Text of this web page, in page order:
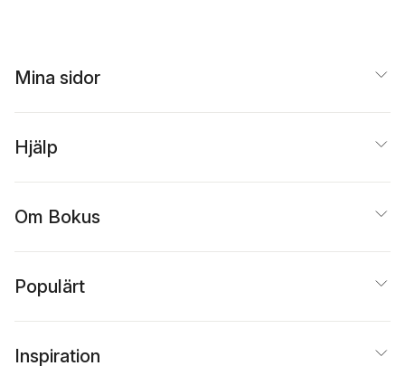
Mina sidor
Hjälp
Om Bokus
Populärt
Inspiration